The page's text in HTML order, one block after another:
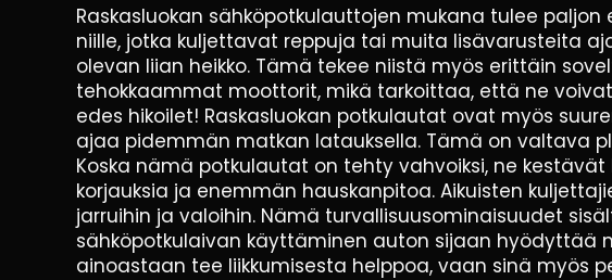
Raskasluokan sähköpotkulauttojen mukana tulee
niille, jotka kuljettavat reppuja tai muita lisävarusteita
olevan liian heikko. Tämä tekee niistä myös erittäin
tehokkaammat moottorit, mikä tarkoittaa, että ne
edes hikoilet! Raskasluokan potkulautat ovat myös
ajaa pidemmän matkan latauksella. Tämä on valtava
Koska nämä potkulautat on tehty vahvoiksi, ne
korjauksia ja enemmän hauskanpitoa. Aikuisten
jarruihin ja valoihin. Nämä turvallisuusominaisuudet
sähköpotkulaivan käyttäminen auton sijaan hyödyttää
ainoastaan tee liikkumisesta helppoa, vaan sinä myös